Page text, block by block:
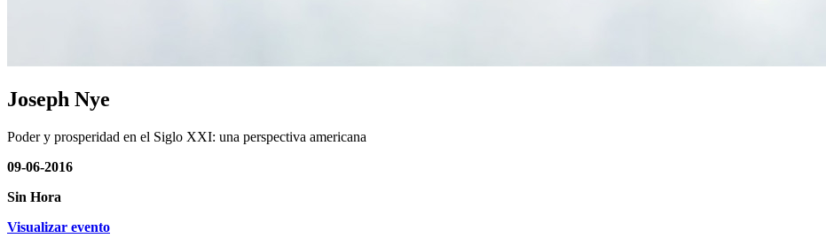
Joseph Nye
Poder y prosperidad en el Siglo XXI: una perspectiva americana
09-06-2016
Sin Hora
Visualizar evento